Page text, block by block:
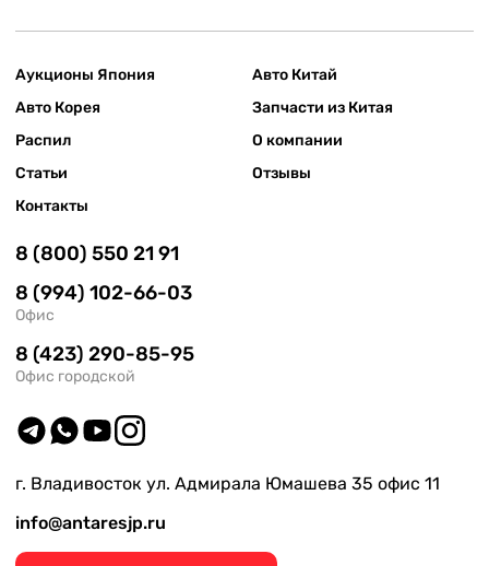
Аукционы Япония
Авто Китай
Авто Корея
Запчасти из Китая
Распил
О компании
Статьи
Отзывы
Контакты
8 (800) 550 21 91
8 (994) 102-66-03
Офис
8 (423) 290-85-95
Офис городской
г. Владивосток ул. Адмирала Юмашева 35 офис 11
info@antaresjp.ru